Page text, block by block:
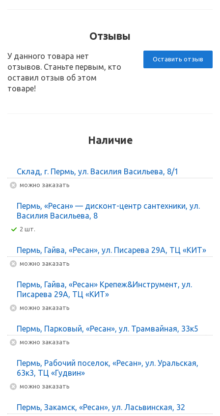
Отзывы
Оставить отзыв
У данного товара нет
отзывов. Станьте первым, кто
оставил отзыв об этом
товаре!
Наличие
Склад, г. Пермь, ул. Василия Васильева, 8/1
Можно заказать
Пермь, «Ресан» — дисконт-центр сантехники, ул.
Василия Васильева, 8
2 шт.
Пермь, Гайва, «Ресан», ул. Писарева 29А, ТЦ «КИТ»
Можно заказать
Пермь, Гайва, «Ресан» Крепеж&Инструмент, ул.
Писарева 29А, ТЦ «КИТ»
Можно заказать
Пермь, Парковый, «Ресан», ул. Трамвайная, 33к5
Можно заказать
Пермь, Рабочий поселок, «Ресан», ул. Уральская,
63к3, ТЦ «Гудвин»
Можно заказать
Пермь, Закамск, «Ресан», ул. Ласьвинская, 32